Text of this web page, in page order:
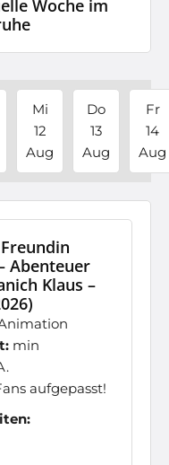
Woche im
Mi
12
Aug
Do
13
Aug
Fr
14
Aug
Abenteuer
Klaus –
min
aufgepasst!